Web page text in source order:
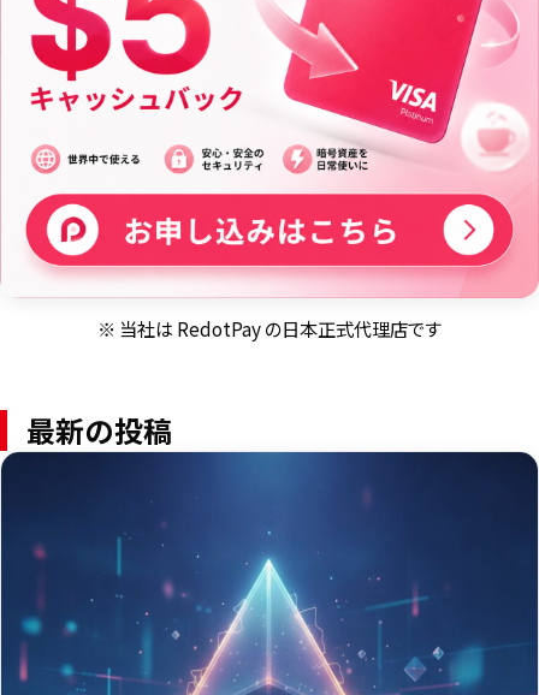
※ 当社は RedotPay の日本正式代理店です
最新の投稿